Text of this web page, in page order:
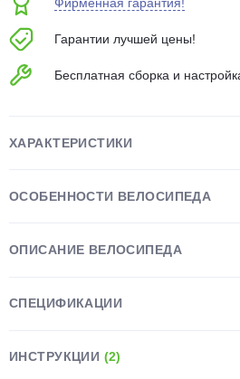
Гарантии лучшей цены!
Бесплатная сборка и
ХАРАКТЕРИСТИКИ
ОСОБЕННОСТИ ВЕЛОСИПЕДА
ОПИСАНИЕ ВЕЛОСИПЕДА
СПЕЦИФИКАЦИИ
ИНСТРУКЦИИ (2)
Остались